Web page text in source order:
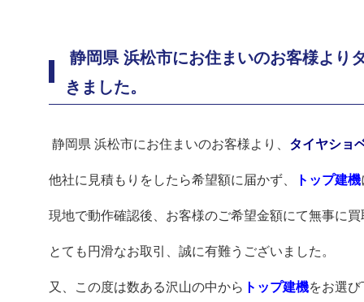
静岡県 浜松市にお住まいのお客様より
きました。
静岡県 浜松市にお住まいのお客様より、 タイヤショ
他社に見積もりをしたら希望額に届かず、 トップ建機
現地で動作確認後、お客様のご希望金額にて無事に
とても円滑なお取引、誠に有難うございました。
又、この度は数ある沢山の中から トップ建機をお選